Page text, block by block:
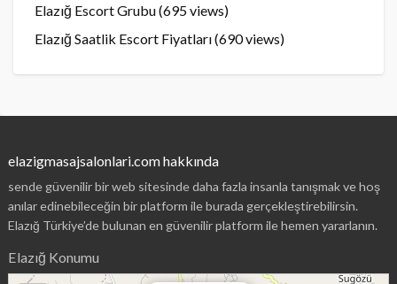
Elazığ Escort Grubu(695 views)
Elazığ Saatlik Escort Fiyatları(690 views)
elazigmasajsalonlari.com hakkında
sende güvenilir bir web sitesinde daha fazla insanla tanışmak ve hoş
anılar edinebileceğin bir platform ile burada gerçekleştirebilirsin.
Elazığ Türkiye’de bulunan en güvenilir platform ile hemen yararlanın.
Elazığ Konumu